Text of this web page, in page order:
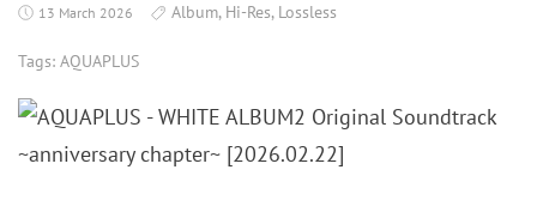
13 March 2026 Album, Hi-Res, Lossless
Tags: AQUAPLUS